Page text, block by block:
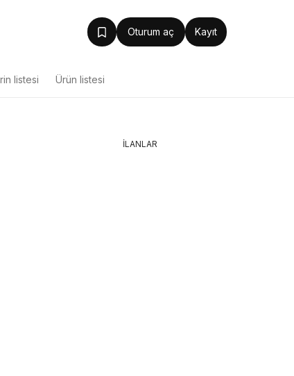
Oturum aç Kayıt
listesi Ürün listesi
İLANLAR